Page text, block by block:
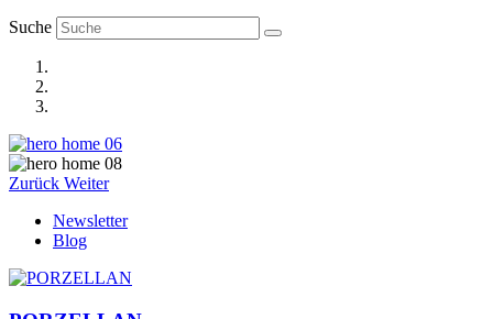
Suche
Zurück Weiter
Newsletter
Blog